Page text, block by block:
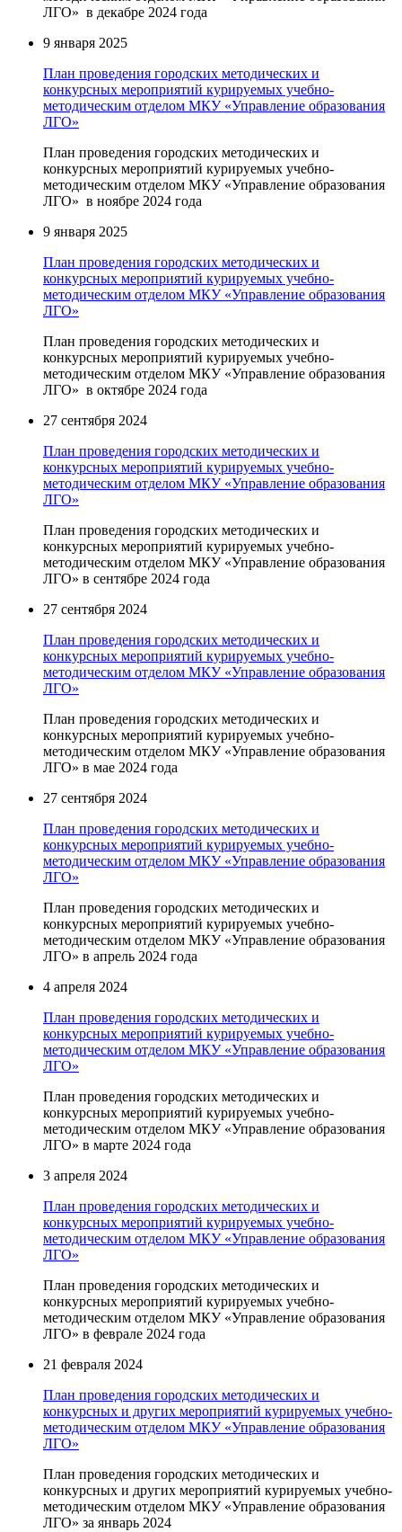
ЛГО» в декабре 2024 года
9 января 2025
План проведения городских методических и
конкурсных мероприятий курируемых учебно-
методическим отделом МКУ «Управление образования
ЛГО»
План проведения городских методических и
конкурсных мероприятий курируемых учебно-
методическим отделом МКУ «Управление образования
ЛГО» в ноябре 2024 года
9 января 2025
План проведения городских методических и
конкурсных мероприятий курируемых учебно-
методическим отделом МКУ «Управление образования
ЛГО»
План проведения городских методических и
конкурсных мероприятий курируемых учебно-
методическим отделом МКУ «Управление образования
ЛГО» в октябре 2024 года
27 сентября 2024
План проведения городских методических и
конкурсных мероприятий курируемых учебно-
методическим отделом МКУ «Управление образования
ЛГО»
План проведения городских методических и
конкурсных мероприятий курируемых учебно-
методическим отделом МКУ «Управление образования
ЛГО» в сентябре 2024 года
27 сентября 2024
План проведения городских методических и
конкурсных мероприятий курируемых учебно-
методическим отделом МКУ «Управление образования
ЛГО»
План проведения городских методических и
конкурсных мероприятий курируемых учебно-
методическим отделом МКУ «Управление образования
ЛГО» в мае 2024 года
27 сентября 2024
План проведения городских методических и
конкурсных мероприятий курируемых учебно-
методическим отделом МКУ «Управление образования
ЛГО»
План проведения городских методических и
конкурсных мероприятий курируемых учебно-
методическим отделом МКУ «Управление образования
ЛГО» в апрель 2024 года
4 апреля 2024
План проведения городских методических и
конкурсных мероприятий курируемых учебно-
методическим отделом МКУ «Управление образования
ЛГО»
План проведения городских методических и
конкурсных мероприятий курируемых учебно-
методическим отделом МКУ «Управление образования
ЛГО» в марте 2024 года
3 апреля 2024
План проведения городских методических и
конкурсных мероприятий курируемых учебно-
методическим отделом МКУ «Управление образования
ЛГО»
План проведения городских методических и
конкурсных мероприятий курируемых учебно-
методическим отделом МКУ «Управление образования
ЛГО» в феврале 2024 года
21 февраля 2024
План проведения городских методических и
конкурсных и других мероприятий курируемых учебно-
методическим отделом МКУ «Управление образования
ЛГО»
План проведения городских методических и
конкурсных и других мероприятий курируемых учебно-
методическим отделом МКУ «Управление образования
ЛГО» за январь 2024